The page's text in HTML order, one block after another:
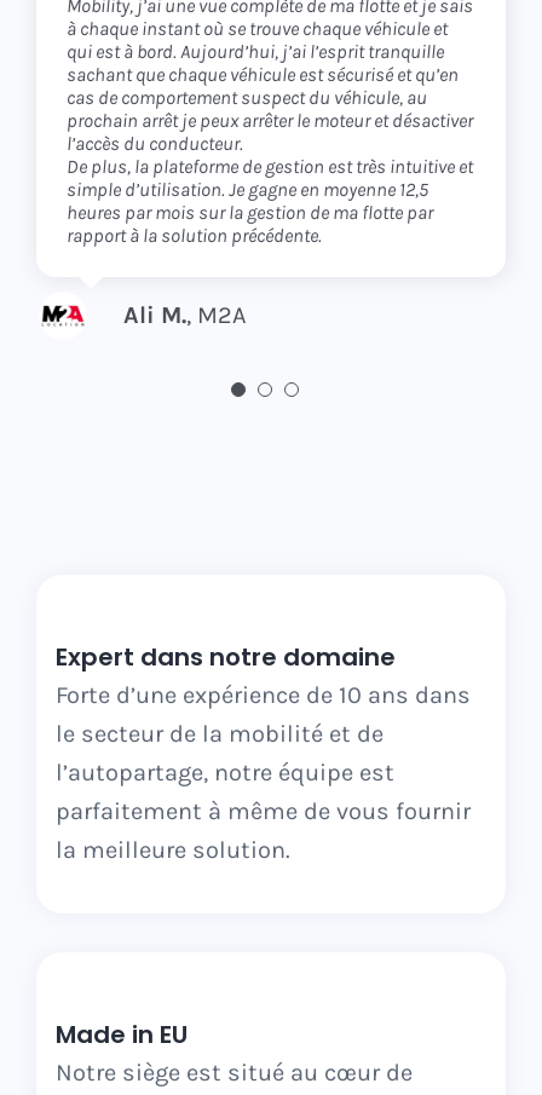
Mobility, j’ai une vue complète de ma flotte et je sais
à chaque instant où se trouve chaque véhicule et
qui est à bord. Aujourd’hui, j’ai l’esprit tranquille
sachant que chaque véhicule est sécurisé et qu’en
cas de comportement suspect du véhicule, au
prochain arrêt je peux arrêter le moteur et désactiver
l’accès du conducteur.
De plus, la plateforme de gestion est très intuitive et
simple d’utilisation. Je gagne en moyenne 12,5
heures par mois sur la gestion de ma flotte par
rapport à la solution précédente.
Ali M., M2A
flotte et ils m’apportent la plateforme logicielle et
l’application pour servir mes clients.
Vu la flexibilité de la solution, je peux autant
travailler en B2B, que B2C, voire même B2B2C.
La plateforme de carsharing ne cesse de se
développer et accompagne parfaitement la
croissance de mon entreprise.
grand sentiment de sécurité. De plus, mon équipe a
pu prendre en main le produit très rapidement
grâce à l’interface très intuitive. Même mes clients
me disent qu’ils sont très satisfaits de l’application
pour gérer leur véhicule.
Et comme les coûts de la solution ont totalement
été amortis en quelques mois par les gains
effectués en temps de gestion et en problème évité,
je suis vraiment ravi de cet investissement.
Expert dans notre domaine
Forte d’une expérience de 10 ans dans
le secteur de la mobilité et de
l’autopartage, notre équipe est
parfaitement à même de vous fournir
la meilleure solution.
Made in EU
Notre siège est situé au cœur de